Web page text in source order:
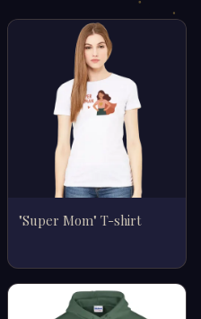
"Super Mom" T-shirt